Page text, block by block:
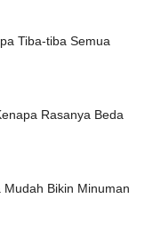
Tiba-tiba Semua
Rasanya Beda
Bikin Minuman